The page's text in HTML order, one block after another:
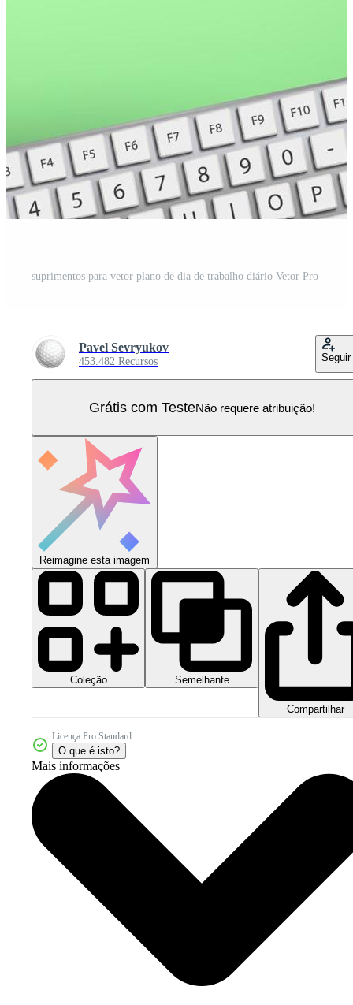
suprimentos para vetor plano de dia de trabalho diário Vetor Pro
Pavel Sevryukov
453.482 Recursos Seguir
Grátis com TesteNão requere atribuição!
Reimagine esta imagem
Coleção Semelhante
Compartilhar
Licença Pro Standard
O que é isto?
Mais informações